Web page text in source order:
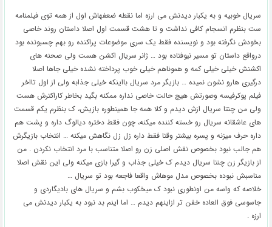
سریال خوبیه و به یکبار دیدنش می ارزه اما نقطه ضعفهاش اول از همه توی فیلمنامه
ست بنظرم انسجام کافی نداشت و تا هشت قسمت اول اصلا داستان روند خاصی
بخودش نگرفته بود و نویسنده فقط یک سری موضوعات پراکنده رو بهم چسبونده بود
درواقع داستان تو مسیر نیوفتاده بود … ژانر سریال اکشن هست ولی صحنه های
اکشنش خیلی خیلی کمه و هموناهم خیلی خوب پرداخته نشده خیلی جاها اصلا
درگیری هارو نشون نمیده … بازیگر مرد سریال بااینکه خیلی جذابه ولی از اول تااخر
فیلم پوکرفیسه وصورتش هیچ حالت خاصی نداره ممکنه بگید بخاطر کاراکترش هست
ولی من چنتا سریال ازش دیدم و کلا همه جا همینطوره بازیش، ک بنظرم یکم قسمت
های عاشقانه سریال رو خسته کننده میکنه، چون فقط دختره دیالوگ داره و پشت هم
داره حرف میزنه و پسره بیشتر وقتا فقط داره زل زل نگاهش میکنه … انتخاب بازیگرش
هم جالب نبود بخصوص نقش اصلی زن رو اصلا متناسب با مرد انتخاب نکردن . من
از بازیگر زن چنتا سریال دیدم ک خیلی جذاب و گیرا بازی میکنه ولی این نقش اصلا
مناسبش نبوده بخصوص مدل موهاش واقعا فاجعه بود تو سریال …
خلاصه که واسه من اونطوری نبود ک میخکوب بشم و سریال های بادیگاردی و
جاسوسی فوق العاده خفن تر ازاینهم دیدم … اما اینم بد نبود به یکبار دیدنش می
ارزه .